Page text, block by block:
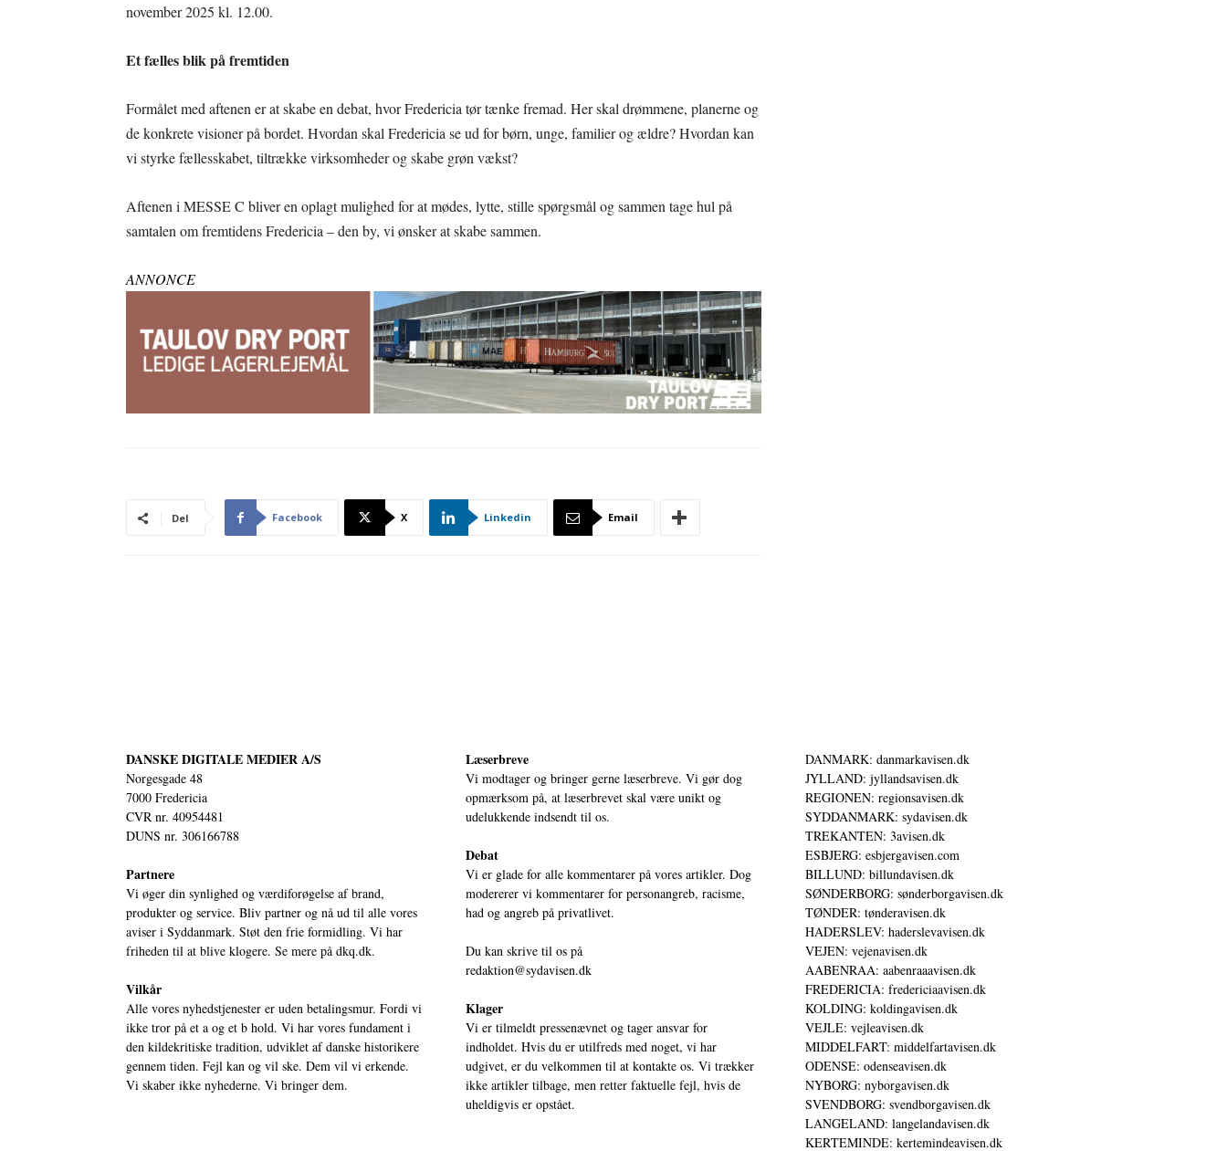
november 2025 kl. 12.00.
Et fælles blik på fremtiden
Formålet med aftenen er at skabe en debat, hvor Fredericia tør tænke fremad. Her skal drømmene, planerne og
de konkrete visioner på bordet. Hvordan skal Fredericia se ud for børn, unge, familier og ældre? Hvordan kan
vi styrke fællesskabet, tiltrække virksomheder og skabe grøn vækst?
Aftenen i MESSE C bliver en oplagt mulighed for at mødes, lytte, stille spørgsmål og sammen tage hul på
samtalen om fremtidens Fredericia – den by, vi ønsker at skabe sammen.
ANNONCE
Del Facebook X Linkedin Email
DANSKE DIGITALE MEDIER A/S
Norgesgade 48
7000 Fredericia
CVR nr. 40954481
DUNS nr. 306166788
Partnere
Vi øger din synlighed og værdiforøgelse af brand,
produkter og service. Bliv partner og nå ud til alle vores
aviser i Syddanmark. Støt den frie formidling. Vi har
friheden til at blive klogere. Se mere på dkq.dk.
Vilkår
Alle vores nyhedstjenester er uden betalingsmur. Fordi vi
ikke tror på et a og et b hold. Vi har vores fundament i
den kildekritiske tradition, udviklet af danske historikere
gennem tiden. Fejl kan og vil ske. Dem vil vi erkende.
Vi skaber ikke nyhederne. Vi bringer dem.
Læserbreve
Vi modtager og bringer gerne læserbreve. Vi gør dog
opmærksom på, at læserbrevet skal være unikt og
udelukkende indsendt til os.
Debat
Vi er glade for alle kommentarer på vores artikler. Dog
modererer vi kommentarer for personangreb, racisme,
had og angreb på privatlivet.
Du kan skrive til os på
redaktion@sydavisen.dk
Klager
Vi er tilmeldt pressenævnet og tager ansvar for
indholdet. Hvis du er utilfreds med noget, vi har
udgivet, er du velkommen til at kontakte os. Vi trækker
ikke artikler tilbage, men retter faktuelle fejl, hvis de
uheldigvis er opstået.
DANMARK: danmarkavisen.dk
JYLLAND: jyllandsavisen.dk
REGIONEN: regionsavisen.dk
SYDDANMARK: sydavisen.dk
TREKANTEN: 3avisen.dk
ESBJERG: esbjergavisen.com
BILLUND: billundavisen.dk
SØNDERBORG: sønderborgavisen.dk
TØNDER: tønderavisen.dk
HADERSLEV: haderslevavisen.dk
VEJEN: vejenavisen.dk
AABENRAA: aabenraaavisen.dk
FREDERICIA: fredericiaavisen.dk
KOLDING: koldingavisen.dk
VEJLE: vejleavisen.dk
MIDDELFART: middelfartavisen.dk
ODENSE: odenseavisen.dk
NYBORG: nyborgavisen.dk
SVENDBORG: svendborgavisen.dk
LANGELAND: langelandavisen.dk
KERTEMINDE: kertemindeavisen.dk